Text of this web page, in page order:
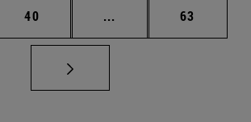
Página
40 ... Páginas intermedias
Página
63